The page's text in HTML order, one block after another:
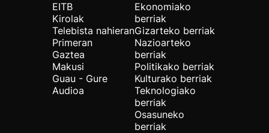
EITB
Kirolak
Telebista nahieran
Primeran
Gaztea
Makusi
Guau - Gure
Audioa
Ekonomiako
berriak
Gizarteko berriak
Nazioarteko
berriak
Politikako berriak
Kulturako berriak
Teknologiako
berriak
Osasuneko
berriak